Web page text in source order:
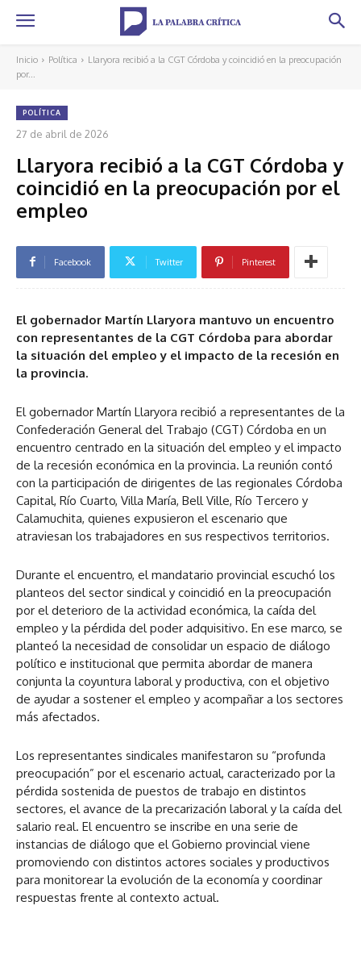
Inicio Política
Llaryora recibió a la CGT Córdoba y coincidió en la preocupación
por...
POLÍTICA
27 de abril de 2026
Llaryora recibió a la CGT Córdoba y
coincidió en la preocupación por el
empleo
Facebook Twitter Pinterest
El gobernador Martín Llaryora mantuvo un encuentro
con representantes de la CGT Córdoba para abordar
la situación del empleo y el impacto de la recesión en
la provincia.
El gobernador Martín Llaryora recibió a representantes de la
Confederación General del Trabajo (CGT) Córdoba en un
encuentro centrado en la situación del empleo y el impacto
de la recesión económica en la provincia. La reunión contó
con la participación de dirigentes de las regionales Córdoba
Capital, Río Cuarto, Villa María, Bell Ville, Río Tercero y
Calamuchita, quienes expusieron el escenario que
atraviesan los trabajadores en sus respectivos territorios.
Durante el encuentro, el mandatario provincial escuchó los
planteos del sector sindical y coincidió en la preocupación
por el deterioro de la actividad económica, la caída del
empleo y la pérdida del poder adquisitivo. En ese marco, se
planteó la necesidad de consolidar un espacio de diálogo
político e institucional que permita abordar de manera
conjunta la coyuntura laboral y productiva, con el objetivo
de ayudar a sostener el empleo y acompañar a los sectores
más afectados.
Los representantes sindicales manifestaron su “profunda
preocupación” por el escenario actual, caracterizado por la
pérdida sostenida de puestos de trabajo en distintos
sectores, el avance de la precarización laboral y la caída del
salario real. El encuentro se inscribe en una serie de
instancias de diálogo que el Gobierno provincial viene
promoviendo con distintos actores sociales y productivos
para monitorear la evolución de la economía y coordinar
respuestas frente al contexto actual.